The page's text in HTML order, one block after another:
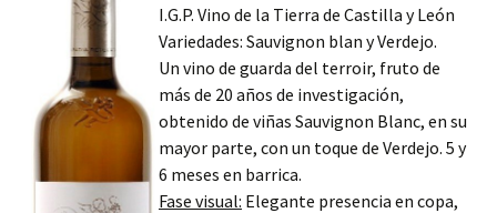
I.G.P. Vino de la Tierra de Castilla y León
Variedades: Sauvignon blan y Verdejo.
Un vino de guarda del terroir, fruto de
más de 20 años de investigación,
obtenido de viñas Sauvignon Blanc, en su
mayor parte, con un toque de Verdejo. 5 y
6 meses en barrica.
Fase visual: Elegante presencia en copa,